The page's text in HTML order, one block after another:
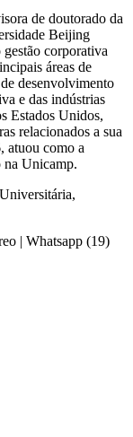
de doutorado da
Beijing
corporativa
áreas de
desenvolvimento
e das indústrias
Estados Unidos,
relacionados a sua
atuou como a
na Unicamp.
| Whatsapp (19)